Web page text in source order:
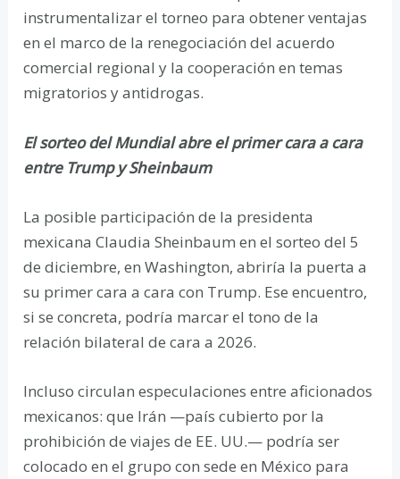
instrumentalizar el torneo para obtener ventajas
en el marco de la renegociación del acuerdo
comercial regional y la cooperación en temas
migratorios y antidrogas.
El sorteo del Mundial abre el primer cara a cara
entre Trump y Sheinbaum
La posible participación de la presidenta
mexicana Claudia Sheinbaum en el sorteo del 5
de diciembre, en Washington, abriría la puerta a
su primer cara a cara con Trump. Ese encuentro,
si se concreta, podría marcar el tono de la
relación bilateral de cara a 2026.
Incluso circulan especulaciones entre aficionados
mexicanos: que Irán —país cubierto por la
prohibición de viajes de EE. UU.— podría ser
colocado en el grupo con sede en México para